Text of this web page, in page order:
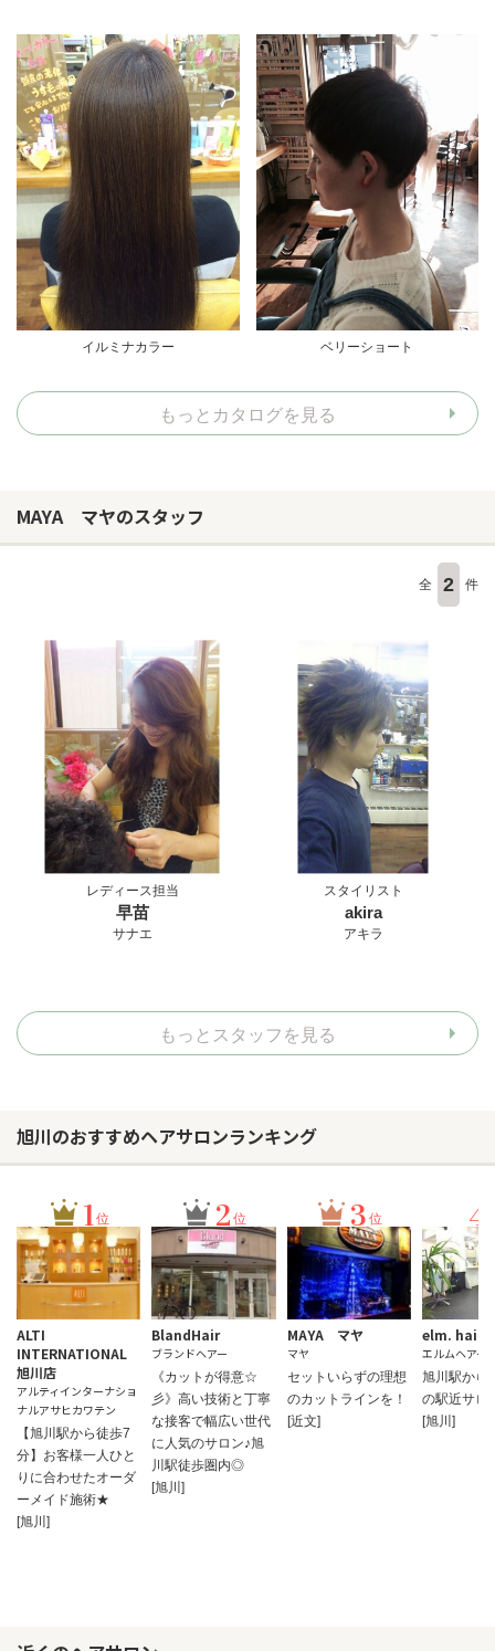
イルミナカラー ベリーショート
もっとカタログを見る
MAYA マヤのスタッフ
全 2 件
レディース担当
早苗
サナエ
スタイリスト
akira
アキラ
もっとスタッフを見る
旭川のおすすめヘアサロンランキング
1位
ALTI
INTERNATIONAL
旭川店
アルティインターナショ
ナルアサヒカワテン
【旭川駅から徒歩7
分】お客様一人ひと
りに合わせたオーダ
ーメイド施術★
[旭川]
2 位
BlandHair
ブランドヘアー
《カットが得意☆
彡》高い技術と丁寧
な接客で幅広い世代
に人気のサロン♪旭
川駅徒歩圏内◎
[旭川]
3 位
MAYA マヤ
マヤ
セットいらずの理想
のカットラインを！
[近文]
4
elm. hair
エルムヘアー
旭川駅から
の駅近サロ
[旭川]